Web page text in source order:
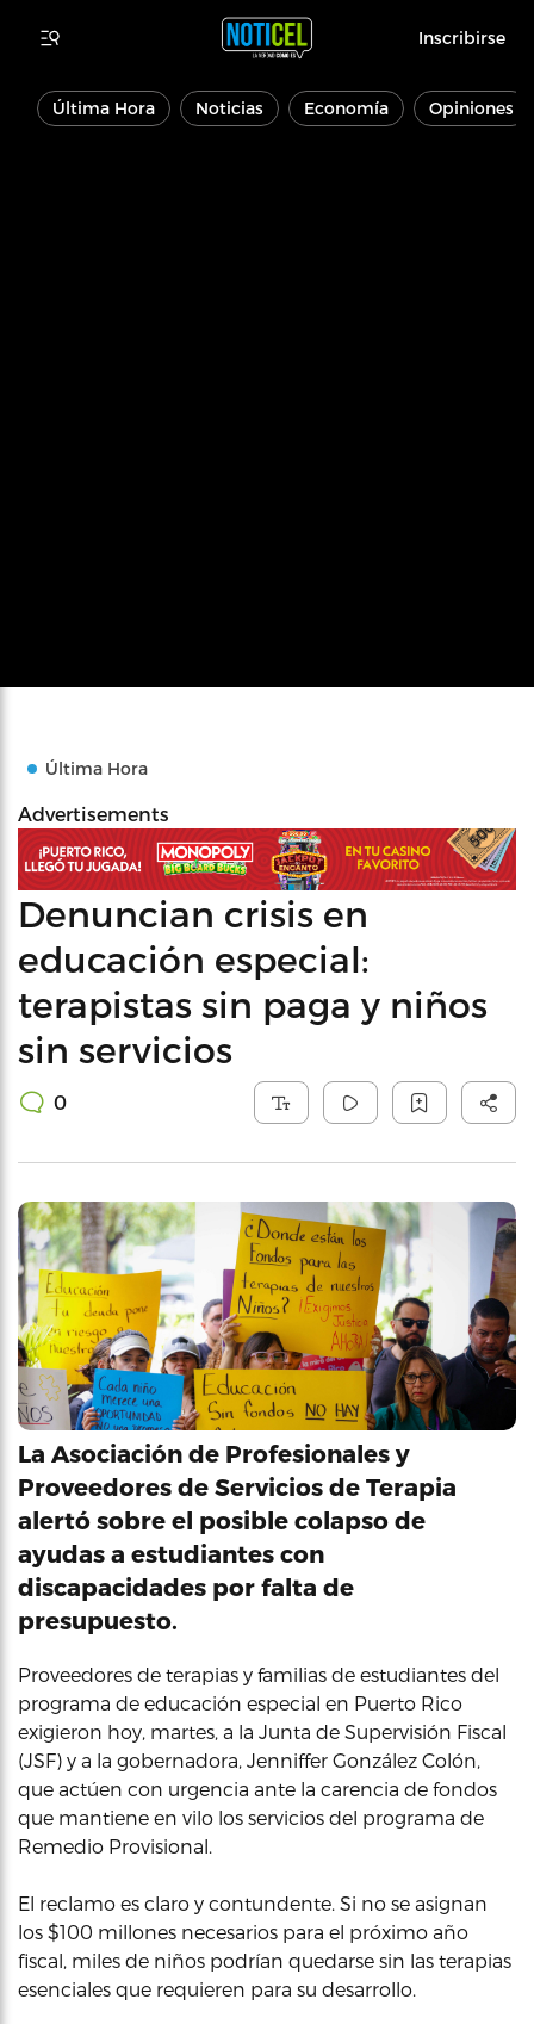
Inscribirse
Última Hora Noticias Economía Opiniones
Última Hora
Advertisements
Denuncian crisis en
educación especial:
terapistas sin paga y niños
sin servicios
0
La Asociación de Profesionales y
Proveedores de Servicios de Terapia
alertó sobre el posible colapso de
ayudas a estudiantes con
discapacidades por falta de
presupuesto.
Proveedores de terapias y familias de estudiantes del
programa de educación especial en Puerto Rico
exigieron hoy, martes, a la Junta de Supervisión Fiscal
(JSF) y a la gobernadora, Jenniffer González Colón,
que actúen con urgencia ante la carencia de fondos
que mantiene en vilo los servicios del programa de
Remedio Provisional.
El reclamo es claro y contundente. Si no se asignan
los $100 millones necesarios para el próximo año
fiscal, miles de niños podrían quedarse sin las terapias
esenciales que requieren para su desarrollo.